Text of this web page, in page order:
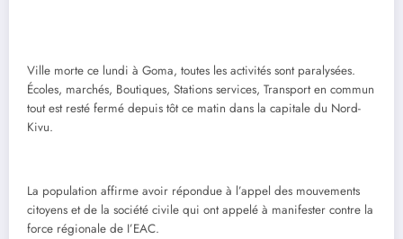
Ville morte ce lundi à Goma, toutes les activités sont paralysées.
Écoles, marchés, Boutiques, Stations services, Transport en commun
tout est resté fermé depuis tôt ce matin dans la capitale du Nord-
Kivu.
La population affirme avoir répondue à l’appel des mouvements
citoyens et de la société civile qui ont appelé à manifester contre la
force régionale de I’EAC.